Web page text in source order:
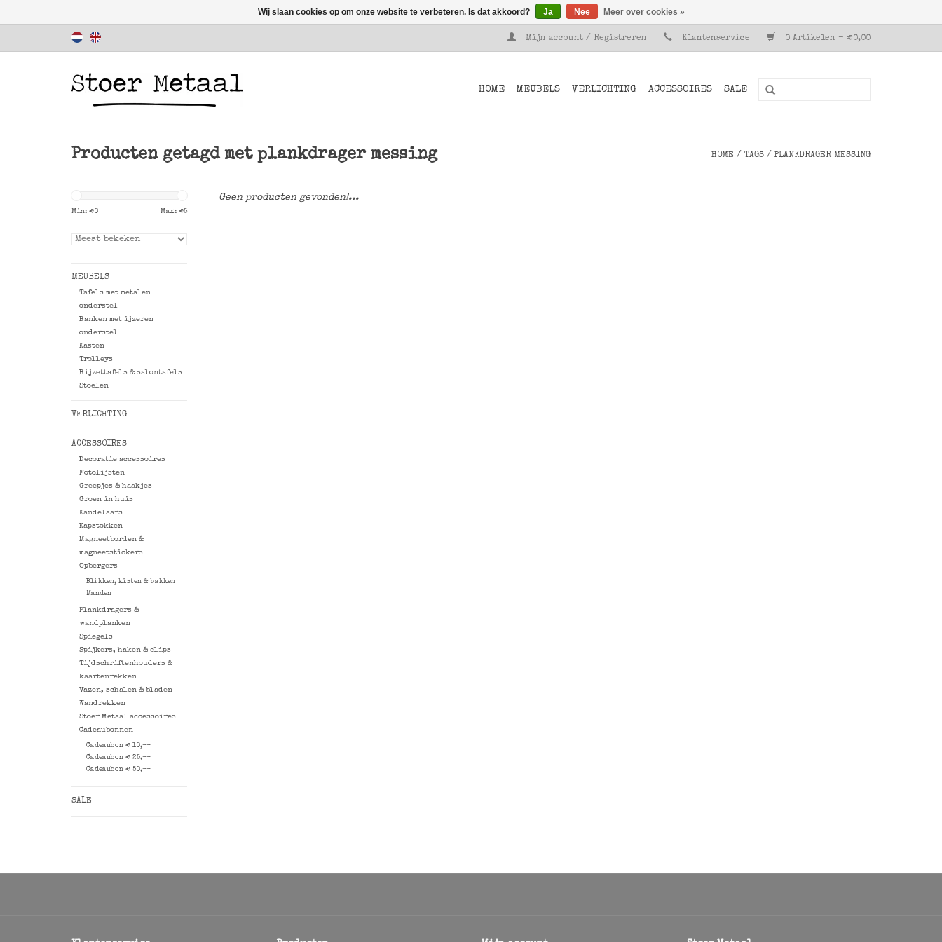
Mijn account / Registreren Klantenservice 0 Artikelen - €0,00
HOME MEUBELS VERLICHTING ACCESSOIRES SALE
Producten getagd met plankdrager messing HOME / TAGS / PLANKDRAGER MESSING
Min: €0 Max: €5
MEUBELS
Tafels met metalen
onderstel
Banken met ijzeren
onderstel
Kasten
Trolleys
Bijzettafels & salontafels
Stoelen
VERLICHTING
ACCESSOIRES
Decoratie accessoires
Fotolijsten
Greepjes & haakjes
Groen in huis
Kandelaars
Kapstokken
Magneetborden &
magneetstickers
Opbergers
Blikken, kisten & bakken
Manden
Plankdragers &
wandplanken
Spiegels
Spijkers, haken & clips
Tijdschriftenhouders &
kaartenrekken
Vazen, schalen & bladen
Wandrekken
Stoer Metaal accessoires
Cadeaubonnen
Cadeaubon € 10,--
Cadeaubon € 25,--
Cadeaubon € 50,--
SALE
Geen producten gevonden!...
Wij slaan cookies op om onze website te verbeteren. Is dat akkoord? Ja Nee Meer over cookies »